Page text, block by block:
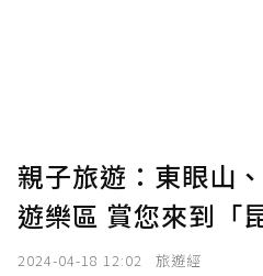
親子旅遊：東眼山
遊樂區 賞您來到「
2024-04-18 12:02 旅遊經